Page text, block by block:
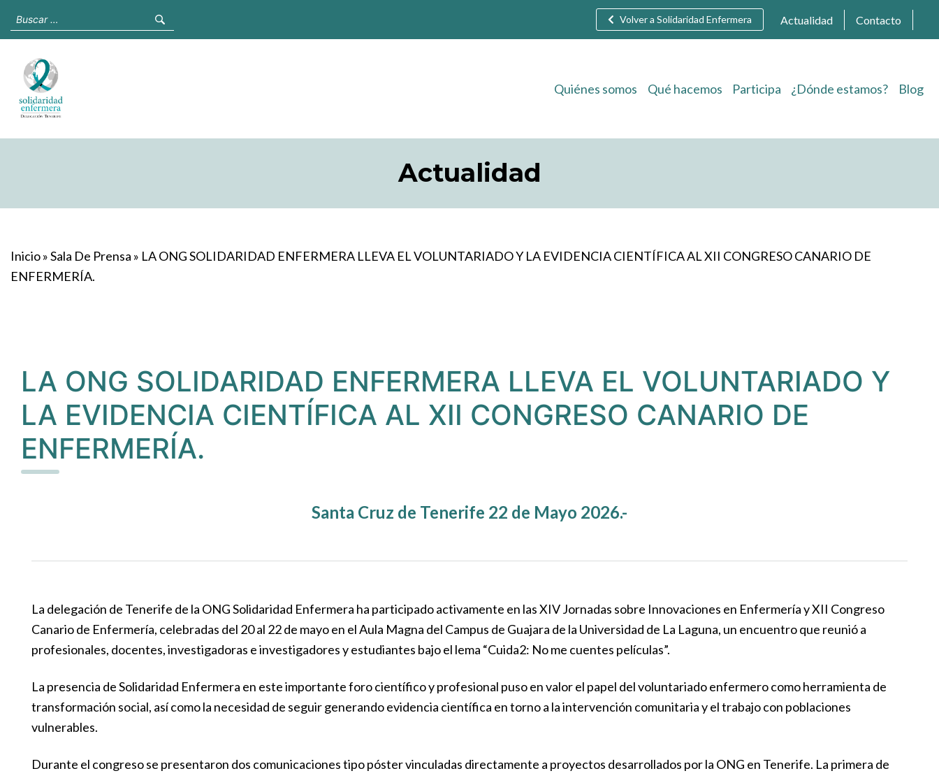
Volver a Solidaridad Enfermera Actualidad Contacto
Quiénes somos Qué hacemos Participa ¿Dónde estamos? Blog
Actualidad
Inicio»Sala De Prensa » LA ONG SOLIDARIDAD ENFERMERA LLEVA EL VOLUNTARIADO Y LA EVIDENCIA CIENTÍFICA AL XII CONGRESO CANARIO DE
ENFERMERÍA.
LA ONG SOLIDARIDAD ENFERMERA LLEVA EL VOLUNTARIADO Y
LA EVIDENCIA CIENTÍFICA AL XII CONGRESO CANARIO DE
ENFERMERÍA.
Santa Cruz de Tenerife 22 de Mayo 2026.-
La delegación de Tenerife de la ONG Solidaridad Enfermera ha participado activamente en las XIV Jornadas sobre Innovaciones en Enfermería y XII Congreso
Canario de Enfermería, celebradas del 20 al 22 de mayo en el Aula Magna del Campus de Guajara de la Universidad de La Laguna, un encuentro que reunió a
profesionales, docentes, investigadoras e investigadores y estudiantes bajo el lema “Cuida2: No me cuentes películas”.
La presencia de Solidaridad Enfermera en este importante foro científico y profesional puso en valor el papel del voluntariado enfermero como herramienta de
transformación social, así como la necesidad de seguir generando evidencia científica en torno a la intervención comunitaria y el trabajo con poblaciones
vulnerables.
Durante el congreso se presentaron dos comunicaciones tipo póster vinculadas directamente a proyectos desarrollados por la ONG en Tenerife. La primera de